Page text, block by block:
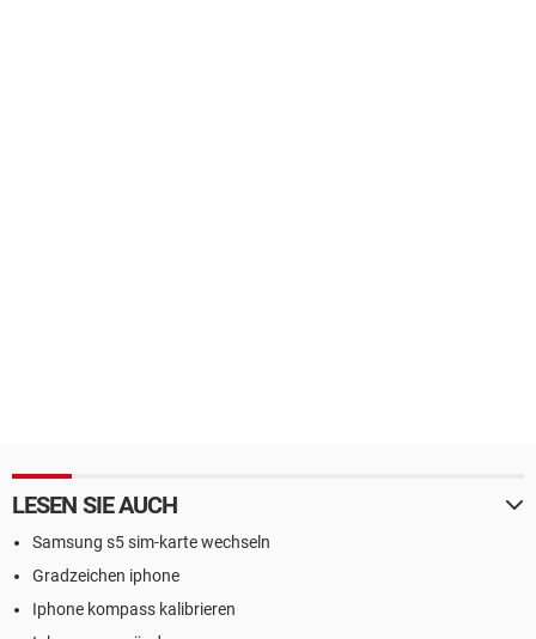
LESEN SIE AUCH
Samsung s5 sim-karte wechseln
Gradzeichen iphone
Iphone kompass kalibrieren